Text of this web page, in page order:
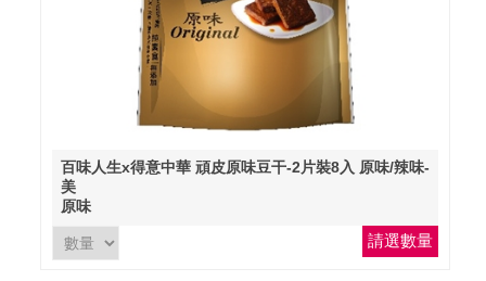
百味人生x得意中華 頑皮原味豆干-2片裝8入 原味/辣味-
美
原味
請選數量